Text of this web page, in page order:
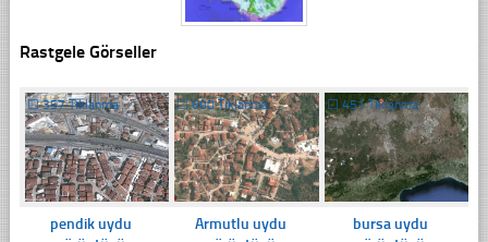
Rastgele Görseller
☐357 Tıklanma
pendik uydu
☐600 Tıklanma
Armutlu uydu
☐451 Tıklanma
bursa uydu